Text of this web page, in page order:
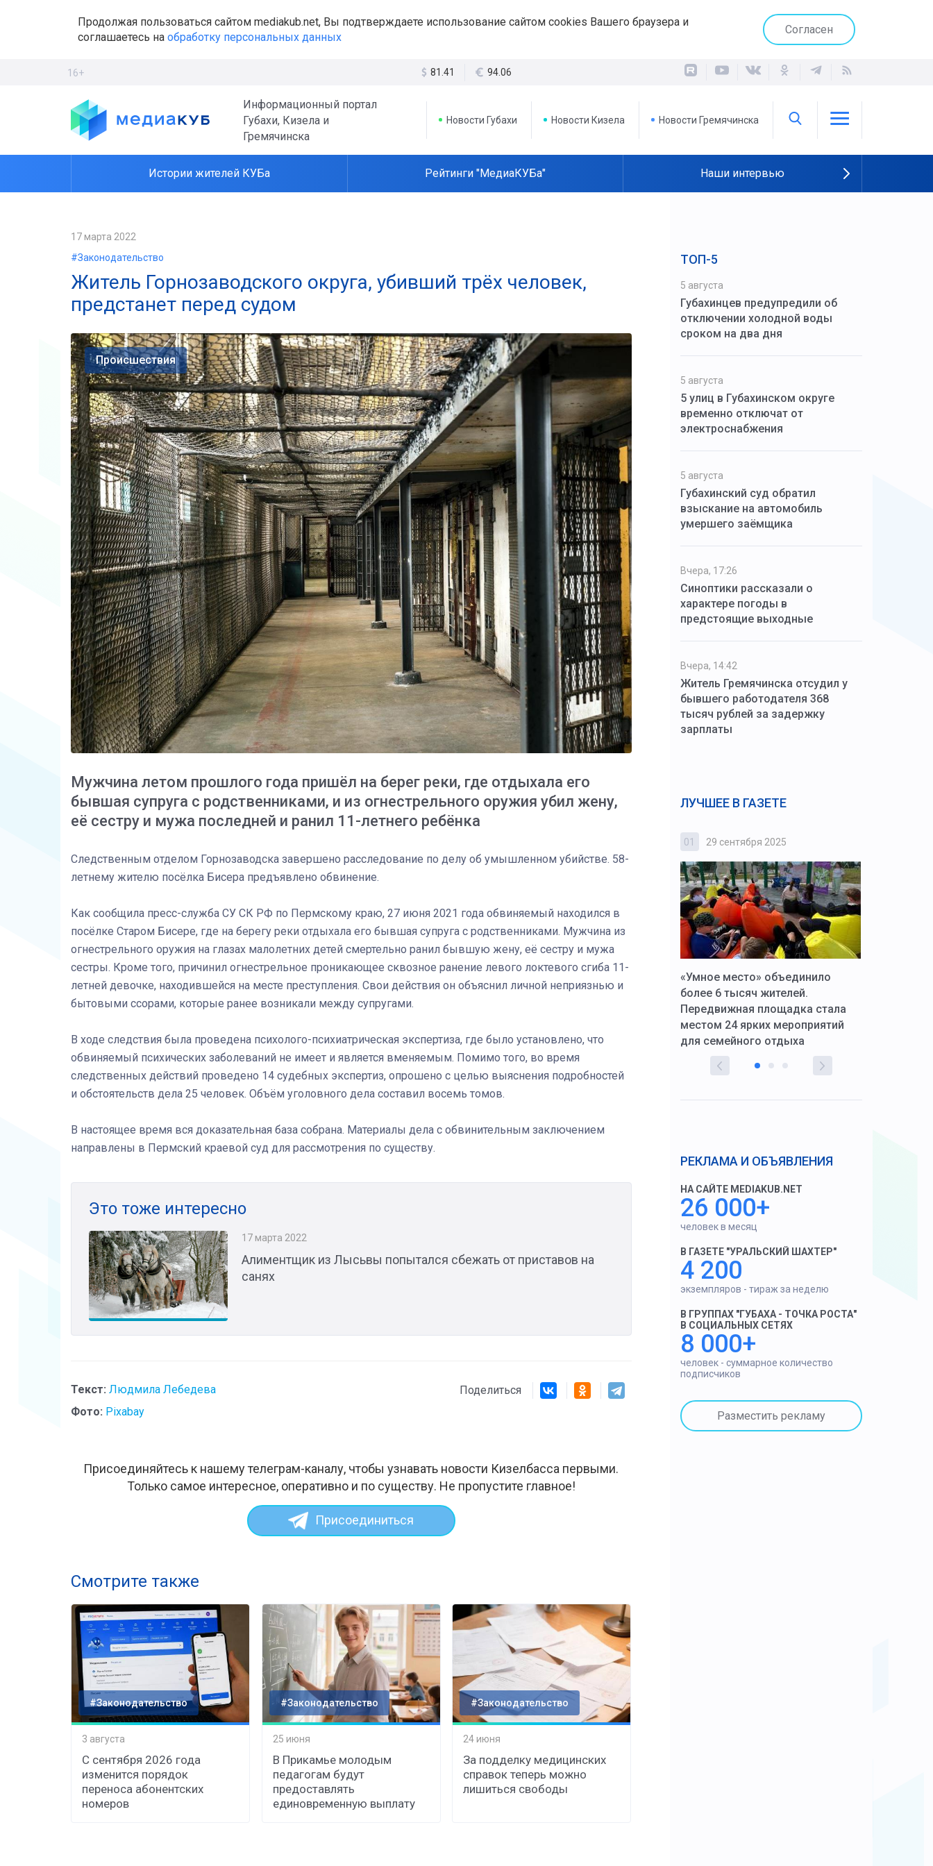
Продолжая пользоваться сайтом mediakub.net, Вы подтверждаете использование сайтом cookies Вашего браузера и
соглашаетесь на обработку персональных данных
Согласен
16+ 81.41 94.06
Информационный портал
Губахи, Кизела и
Гремячинска
Новости Губахи Новости Кизела Новости Гремячинска
Истории жителей КУБа Рейтинги "МедиаКУБа" Наши интервью
17 марта 2022
#Законодательство
Житель Горнозаводского округа, убивший трёх человек,
предстанет перед судом
Происшествия
Мужчина летом прошлого года пришёл на берег реки, где отдыхала его
бывшая супруга с родственниками, и из огнестрельного оружия убил жену,
её сестру и мужа последней и ранил 11-летнего ребёнка
Следственным отделом Горнозаводска завершено расследование по делу об умышленном убийстве. 58-
летнему жителю посёлка Бисера предъявлено обвинение.
Как сообщила пресс-служба СУ СК РФ по Пермскому краю, 27 июня 2021 года обвиняемый находился в
посёлке Старом Бисере, где на берегу реки отдыхала его бывшая супруга с родственниками. Мужчина из
огнестрельного оружия на глазах малолетних детей смертельно ранил бывшую жену, её сестру и мужа
сестры. Кроме того, причинил огнестрельное проникающее сквозное ранение левого локтевого сгиба 11-
летней девочке, находившейся на месте преступления. Свои действия он объяснил личной неприязнью и
бытовыми ссорами, которые ранее возникали между супругами.
В ходе следствия была проведена психолого-психиатрическая экспертиза, где было установлено, что
обвиняемый психических заболеваний не имеет и является вменяемым. Помимо того, во время
следственных действий проведено 14 судебных экспертиз, опрошено с целью выяснения подробностей
и обстоятельств дела 25 человек. Объём уголовного дела составил восемь томов.
В настоящее время вся доказательная база собрана. Материалы дела с обвинительным заключением
направлены в Пермский краевой суд для рассмотрения по существу.
Это тоже интересно
17 марта 2022
Алиментщик из Лысьвы попытался сбежать от приставов на
санях
Текст: Людмила Лебедева
Фото: Pixabay
Поделиться
Присоединяйтесь к нашему телеграм-каналу, чтобы узнавать новости Кизелбасса первыми.
Только самое интересное, оперативно и по существу. Не пропустите главное!
Присоединиться
Смотрите также
#Законодательство
3 августа
С сентября 2026 года
изменится порядок
переноса абонентских
номеров
#Законодательство
25 июня
В Прикамье молодым
педагогам будут
предоставлять
единовременную выплату
#Законодательство
24 июня
За подделку медицинских
справок теперь можно
лишиться свободы
ТОП-5
5 августа
Губахинцев предупредили об
отключении холодной воды
сроком на два дня
5 августа
5 улиц в Губахинском округе
временно отключат от
электроснабжения
5 августа
Губахинский суд обратил
взыскание на автомобиль
умершего заёмщика
Вчера, 17:26
Синоптики рассказали о
характере погоды в
предстоящие выходные
Вчера, 14:42
Житель Гремячинска отсудил у
бывшего работодателя 368
тысяч рублей за задержку
зарплаты
ЛУЧШЕЕ В ГАЗЕТЕ
Коробов после возвращения со
мечту
01 29 сентября 2025
«Умное место» объединило
более 6 тысяч жителей.
Передвижная площадка стала
местом 24 ярких мероприятий
для семейного отдыха
РЕКЛАМА И ОБЪЯВЛЕНИЯ
НА САЙТЕ MEDIAKUB.NET
26 000+
человек в месяц
В ГАЗЕТЕ "УРАЛЬСКИЙ ШАХТЕР"
4 200
экземпляров - тираж за неделю
В ГРУППАХ "ГУБАХА - ТОЧКА РОСТА"
В СОЦИАЛЬНЫХ СЕТЯХ
8 000+
человек - суммарное количество
подписчиков
Разместить рекламу